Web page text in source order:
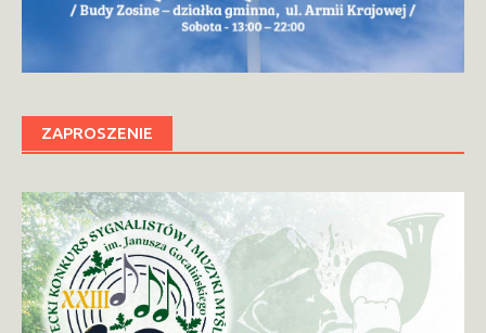
ZAPROSZENIE